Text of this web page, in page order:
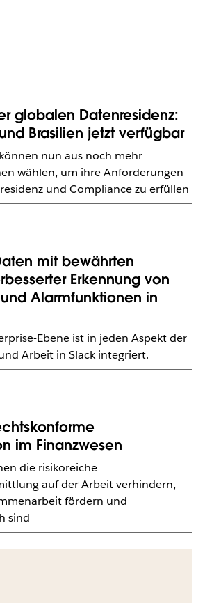
globalen Datenresidenz:
Brasilien jetzt verfügbar
nun aus noch mehr
wählen, um ihre Anforderungen
und Compliance zu erfüllen
mit bewährten
Erkennung von
Alarmfunktionen in
Ebene ist in jeden Aspekt der
Arbeit in Slack integriert.
im Finanzwesen
die risikoreiche
auf der Arbeit verhindern,
fördern und
sind